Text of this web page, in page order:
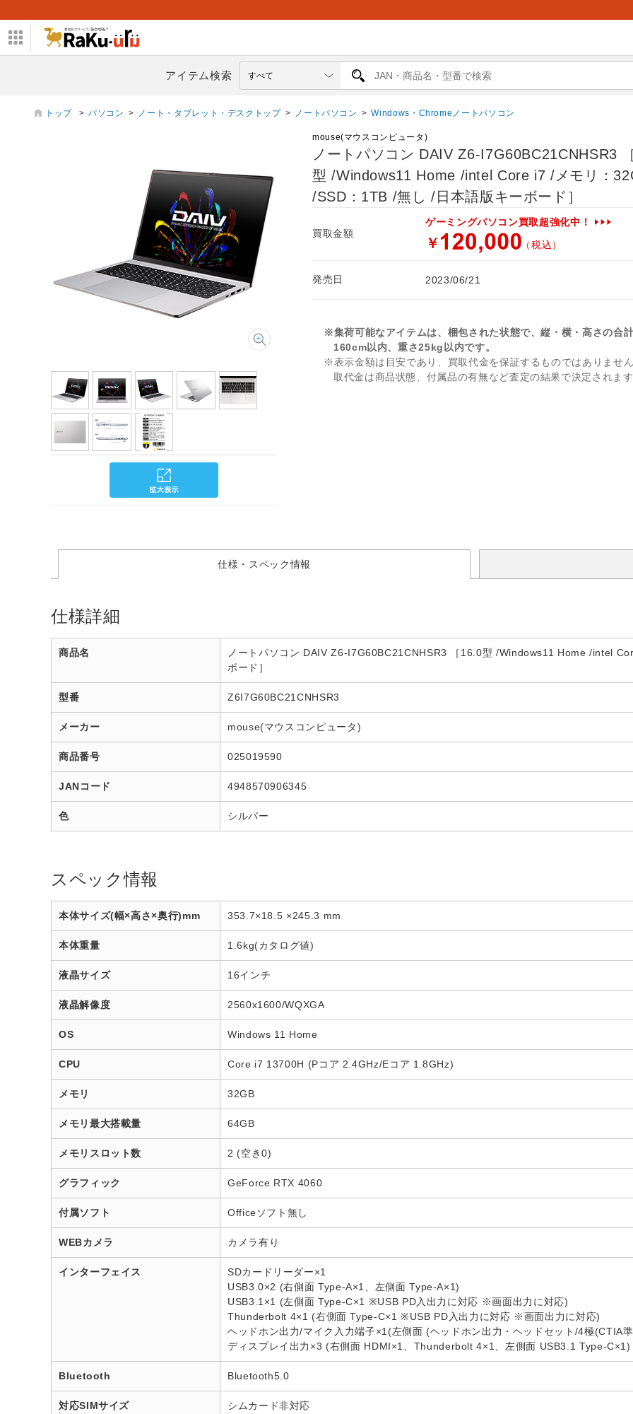
アイテム検索
トップ > パソコン > ノート・タブレット・デスクトップ > ノートパソコン > Windows・Chromeノートパソコン
mouse(マウスコンピュータ)
ノートパソコン DAIV Z6-I7G60BC21CNHSR3
型 /Windows11 Home /intel Core i7 /メモリ：
/SSD：1TB /無し /日本語版キーボード］
買取金額
ゲーミングパソコン買取超強化中！
￥ （税込）
発売日 2023/06/21
※集荷可能なアイテムは、梱包された状態で、縦・横・高さの合
160cm以内、重さ25kg以内です。
※表示金額は目安であり、買取代金を保証するものではありませ
取代金は商品状態、付属品の有無など査定の結果で決定されま
仕様・スペック情報
仕様詳細
商品名
ノートパソコン DAIV Z6-I7G60BC21CNHSR3 ［16.0型 /Windows11 Home /intel
ボード］
型番 Z6I7G60BC21CNHSR3
メーカー mouse(マウスコンピュータ)
商品番号 025019590
JANコード 4948570906345
色 シルバー
スペック情報
本体サイズ(幅×高さ×奥行)mm 353.7×18.5 ×245.3 mm
本体重量 1.6kg(カタログ値)
液晶サイズ 16インチ
液晶解像度 2560x1600/WQXGA
OS Windows 11 Home
CPU Core i7 13700H (Pコア 2.4GHz/Eコア 1.8GHz)
メモリ 32GB
メモリ最大搭載量 64GB
メモリスロット数 2 (空き0)
グラフィック GeForce RTX 4060
付属ソフト Officeソフト無し
WEBカメラ カメラ有り
インターフェイス
SDカードリーダー×1
USB3.0×2 (右側面 Type-A×1、左側面 Type-A×1)
USB3.1×1 (左側面 Type-C×1 ※USB PD入出力に対応 ※画面出力に対応)
Thunderbolt 4×1 (右側面 Type-C×1 ※USB PD入出力に対応 ※画面出力に対応)
ヘッドホン出力/マイク入力端子×1(左側面 (ヘッドホン出力・ヘッドセット/4極(CTIA
ディスプレイ出力×3 (右側面 HDMI×1、Thunderbolt 4×1、左側面 USB3.1 Type-C×1)
Bluetooth Bluetooth5.0
対応SIMサイズ シムカード非対応